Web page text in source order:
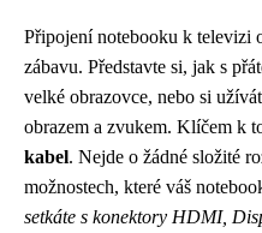
Připojení notebooku k televizi
zábavu. Představte si, jak s
velké obrazovce, nebo si
obrazem a zvukem. Klíčem k
kabel. Nejde o žádné složité
možnostech, které váš
setkáte s konektory HDMI,